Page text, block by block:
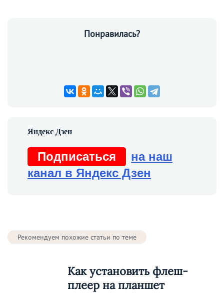
Понравилась?
Подписаться
на наш
канал в Яндекс Дзен
Рекомендуем похожие статьи по теме
Как установить флеш-
плеер на планшет